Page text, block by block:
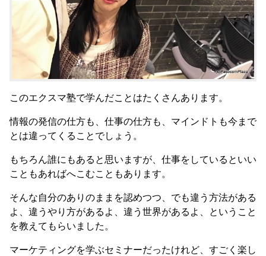
このエクスマ塾で学んだことはたくさんあります。
情報の発信の仕方も、仕事の仕方も、マインドトも今まで
とは違ってくることでしょう。
もちろん誰にもあると思いますが、仕事をしているといい
こともあればへこむこともあります。
そんな自分のありのままを認めつつ、でも違う方法がある
よ、違うやり方があるよ、違う世界があるよ、ということ
を教えてもらいました。
マーケティングを学ぶセミナーだったけれど、すごく楽し